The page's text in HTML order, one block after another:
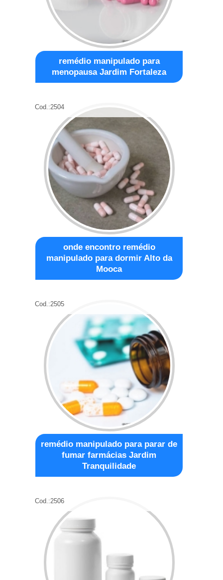
remédio manipulado para
menopausa Jardim Fortaleza
Cod.:2504
onde encontro remédio
manipulado para dormir Alto da
Mooca
Cod.:2505
remédio manipulado para parar de
fumar farmácias Jardim
Tranquilidade
Cod.:2506